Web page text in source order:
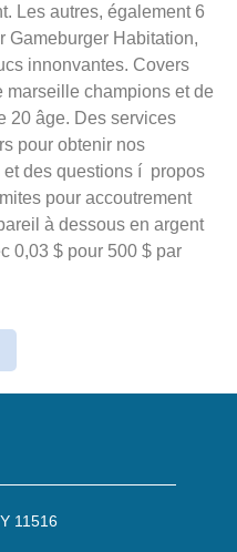
Les autres, également 6
Gameburger Habitation,
innonvantes. Covers
marseille champions et de
20 âge. Des services
pour obtenir nos
des questions í propos
pour accoutrement
à dessous en argent
0,03 $ pour 500 $ par
11516